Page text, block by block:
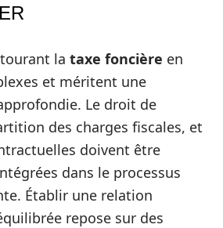
la taxe foncière en
et méritent une
Le droit de
des charges fiscales, et
doivent être
dans le processus
Établir une relation
repose sur des